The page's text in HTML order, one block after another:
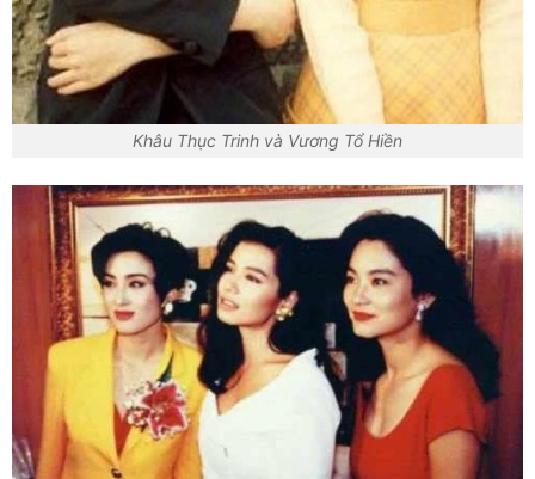
Khâu Thục Trinh và Vương Tổ Hiền